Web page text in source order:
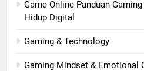
Game Online Panduan
Hidup Digital
Gaming & Technology
Gaming Mindset & Emotional